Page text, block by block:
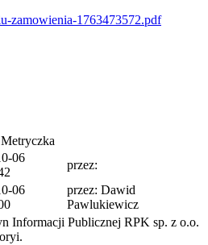
zamowienia-1763473572.pdf
Metryczka
06
przez:
06
przez: Dawid
Pawlukiewicz
Informacji Publicznej RPK sp. z o.o.